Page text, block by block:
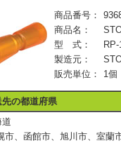
商品番号：
商品名：
型 式：
RP-
製造元：
販売単位：
1個
先の都道府県
道
市、函館市、旭川市、室蘭